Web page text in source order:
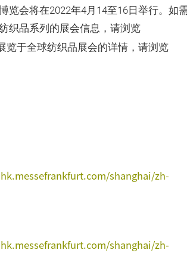
览会将在2022年4月14至16日举行。如
织品系列的展会信息，请浏览
览于全球纺织品展会的详情，请浏览
shanghai/zh-
shanghai/zh-